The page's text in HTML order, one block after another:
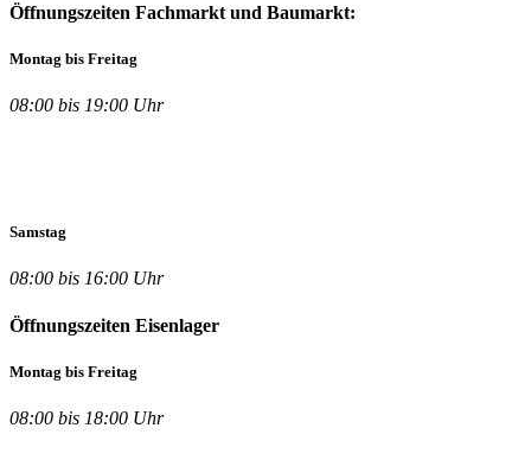
Öffnungszeiten Fachmarkt und Baumarkt:
Montag bis Freitag
08:00 bis 19:00 Uhr
Samstag
08:00 bis 16:00 Uhr
Öffnungszeiten Eisenlager
Montag bis Freitag
08:00 bis 18:00 Uhr